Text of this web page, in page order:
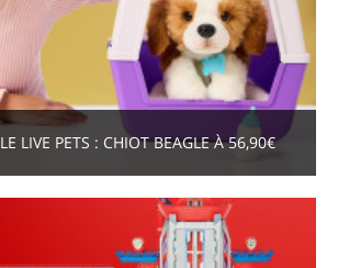
LIVE PETS : CHIOT BEAGLE À 56,90€